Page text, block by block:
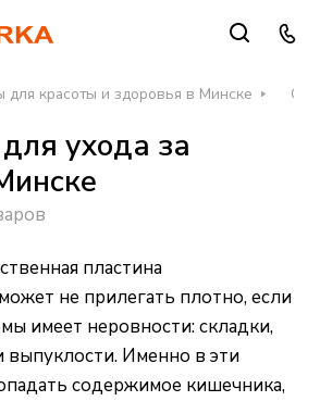
для красоты и здоровья в Минске
ухода за
пластина
не прилегать плотно, если
имеет неровности: складки,
Именно в эти
содержимое кишечника,